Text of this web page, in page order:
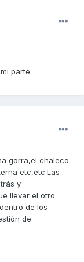
parte.
gorra,el chaleco
etc,etc.Las
y
llevar el otro
de los
de